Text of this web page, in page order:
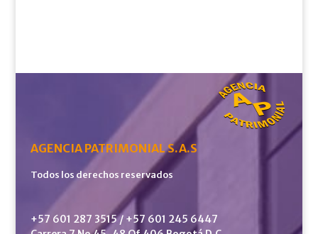
AGENCIA PATRIMONIAL S.A.S
Todos los derechos reservados
+57 601 287 3515 / +57 601 245 6447